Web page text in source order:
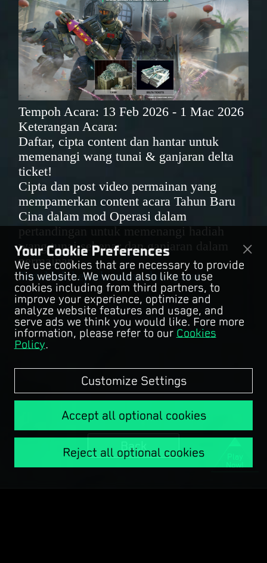
Back
Tempoh Acara: 13 Feb 2026 - 1 Mac 2026
Keterangan Acara:
Daftar, cipta content dan hantar untuk
memenangi wang tunai & ganjaran delta
ticket!
Cipta dan post video permainan yang
mempamerkan content acara Tahun Baru
Cina dalam mod Operasi dalam
pertandingan untuk memenangi hadiah
wang tunai sebenar dan ganjaran dalam
permainan.
Tertakluk kepada terma dan syarat.
Play
Now!
Your Cookie Preferences
We use cookies that are necessary to provide
this website. We would also like to use
cookies including from third partners, to
improve your experience, optimize and
analyze website features and usage, and
serve ads we think you would like. Fore more
information, please refer to our Cookies
Policy.
Customize Settings
Accept all optional cookies
Reject all optional cookies